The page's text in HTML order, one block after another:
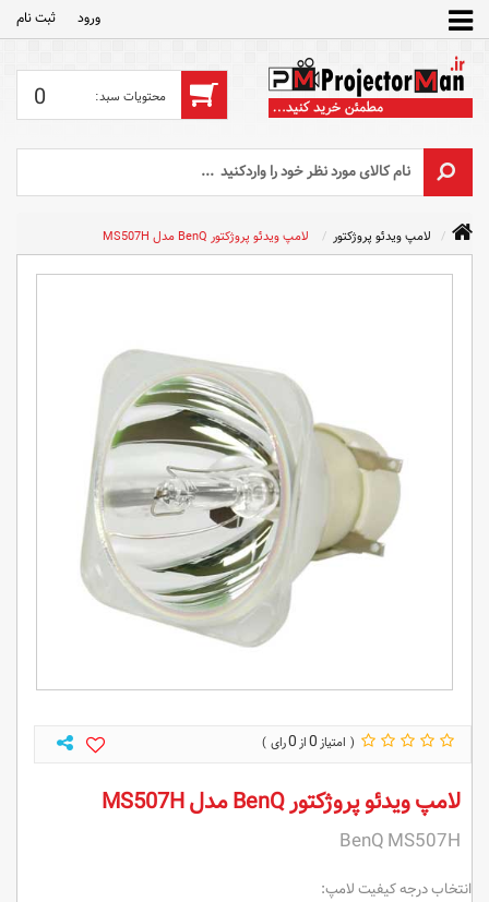
ورود ثبت‌ نام
0
لامپ ویدئو پروژکتور لامپ ویدئو پروژکتور BenQ مدل MS507H
0
0
لامپ ویدئو پروژکتور BenQ مدل MS507H
BenQ MS507H
انتخاب درجه کیفیت لامپ: